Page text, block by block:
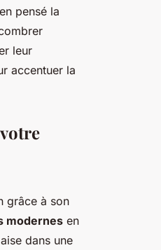
pensé la
leur
accentuer la
grâce à son
modernes en
dans une